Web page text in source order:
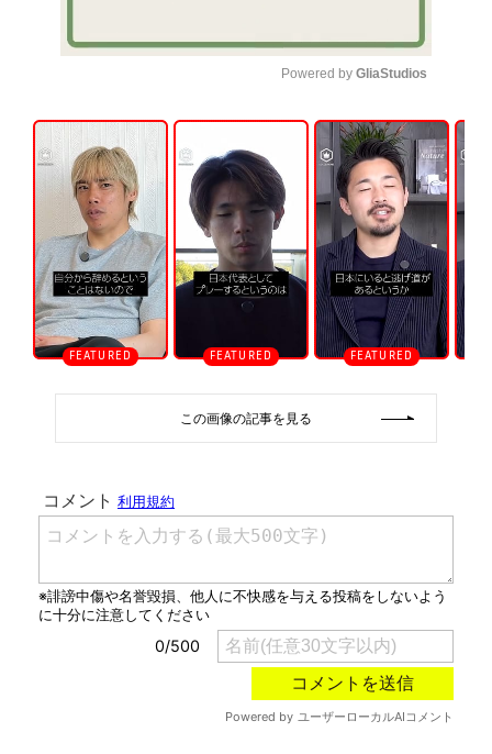
n
m
u
t
e
Powered by GliaStudios
この画像の記事を見る